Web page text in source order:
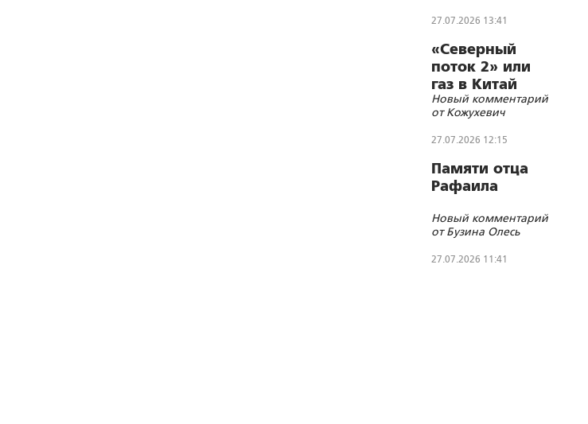
27.07.2026 13:41
«Северный
поток 2» или
газ в Китай
дешёво?
Новый комментарий
от Кожухевич
27.07.2026 12:15
Памяти отца
Рафаила
Новый комментарий
от Бузина Олесь
27.07.2026 11:41